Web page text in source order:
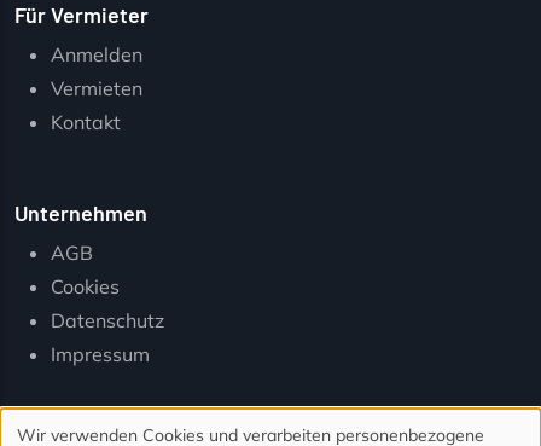
Für Vermieter
Anmelden
Vermieten
Kontakt
Unternehmen
AGB
Cookies
Datenschutz
Impressum
Wir verwenden Cookies und verarbeiten personenbezogene